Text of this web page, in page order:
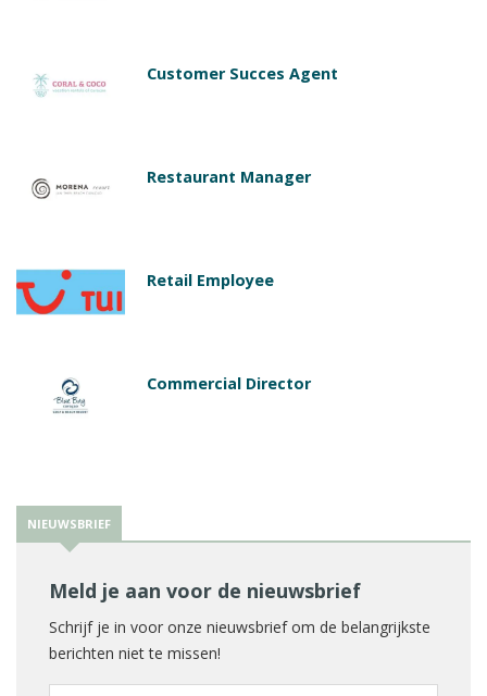
Customer Succes Agent
Restaurant Manager
Retail Employee
Commercial Director
NIEUWSBRIEF
Meld je aan voor de nieuwsbrief
Schrijf je in voor onze nieuwsbrief om de belangrijkste
berichten niet te missen!